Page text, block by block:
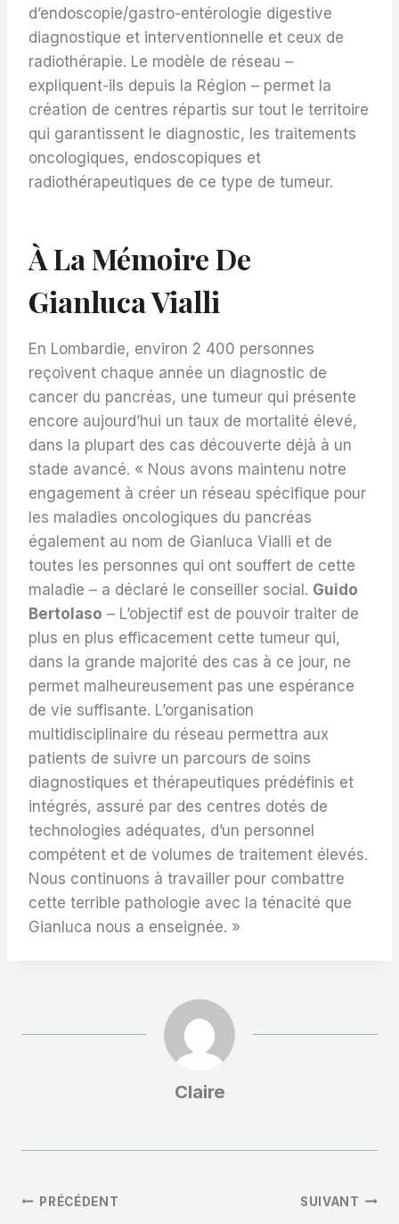
d’endoscopie/gastro-entérologie digestive
diagnostique et interventionnelle et ceux de
radiothérapie. Le modèle de réseau –
expliquent-ils depuis la Région – permet la
création de centres répartis sur tout le territoire
qui garantissent le diagnostic, les traitements
oncologiques, endoscopiques et
radiothérapeutiques de ce type de tumeur.
À La Mémoire De
Gianluca Vialli
En Lombardie, environ 2 400 personnes
reçoivent chaque année un diagnostic de
cancer du pancréas, une tumeur qui présente
encore aujourd’hui un taux de mortalité élevé,
dans la plupart des cas découverte déjà à un
stade avancé. « Nous avons maintenu notre
engagement à créer un réseau spécifique pour
les maladies oncologiques du pancréas
également au nom de Gianluca Vialli et de
toutes les personnes qui ont souffert de cette
maladie – a déclaré le conseiller social. Guido
Bertolaso – L’objectif est de pouvoir traiter de
plus en plus efficacement cette tumeur qui,
dans la grande majorité des cas à ce jour, ne
permet malheureusement pas une espérance
de vie suffisante. L’organisation
multidisciplinaire du réseau permettra aux
patients de suivre un parcours de soins
diagnostiques et thérapeutiques prédéfinis et
intégrés, assuré par des centres dotés de
technologies adéquates, d’un personnel
compétent et de volumes de traitement élevés.
Nous continuons à travailler pour combattre
cette terrible pathologie avec la ténacité que
Gianluca nous a enseignée. »
Claire
Navigation
PRÉCÉDENT SUIVANT